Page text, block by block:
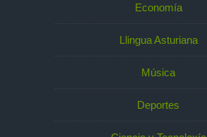
Economía
Llingua Asturiana
Música
Deportes